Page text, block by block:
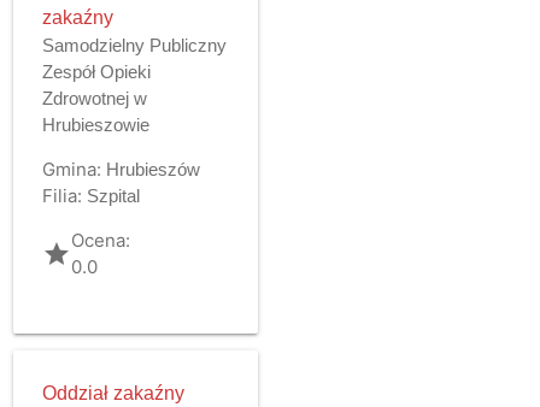
zakaźny
Samodzielny Publiczny
Zespół Opieki
Zdrowotnej w
Hrubieszowie
Gmina: Hrubieszów
Filia: Szpital
gradeOcena:
0.0
Oddział zakaźny